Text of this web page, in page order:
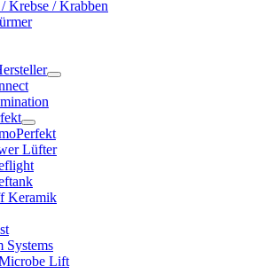
Krebse / Krabben
Lüfter
Keramik
Systems
Lift